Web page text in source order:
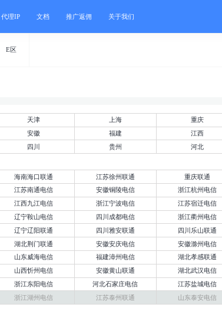
代理IP 文档 推广返佣 关于我们
E区
天津 上海 重庆
安徽 福建 江西
四川 贵州 河北
海南海口联通 江苏徐州联通 重庆联通
江苏南通电信 安徽铜陵电信 浙江杭州电信
江西九江电信 浙江宁波电信 江苏宿迁电信
辽宁鞍山电信 四川成都电信 浙江衢州电信
辽宁辽阳联通 四川雅安联通 四川乐山联通
湖北荆门联通 安徽安庆电信 安徽滁州电信
山东威海电信 福建漳州电信 湖北孝感联通
山西忻州电信 安徽黄山联通 湖北武汉电信
浙江东阳电信 河北石家庄电信 江苏盐城电信
浙江湖州电信 江苏泰州联通 山东泰安电信